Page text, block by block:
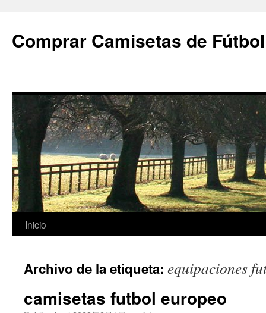
Comprar Camisetas de
Saltar
contenido
Inicio
Archivo de la etiqueta: equipaciones
camisetas futbol europeo